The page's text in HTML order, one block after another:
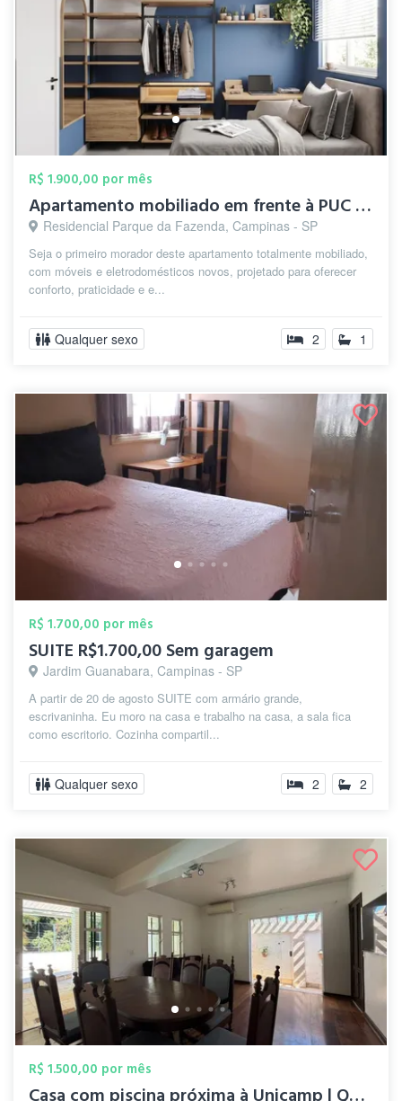
R$ 1.900,00 por mês
Apartamento mobiliado em frente à PUC Ca...
Residencial Parque da Fazenda, Campinas - SP
Seja o primeiro morador deste apartamento totalmente mobiliado,
com móveis e eletrodomésticos novos, projetado para oferecer
conforto, praticidade e e...
Qualquer sexo 2 1
R$ 1.700,00 por mês
SUITE R$1.700,00 Sem garagem
Jardim Guanabara, Campinas - SP
A partir de 20 de agosto SUITE com armário grande,
escrivaninha. Eu moro na casa e trabalho na casa, a sala fica
como escritorio. Cozinha compartil...
Qualquer sexo 2 2
R$ 1.500,00 por mês
Casa com piscina próxima à Unicamp | Qua...